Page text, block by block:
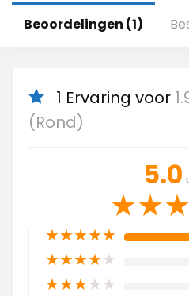
Beoordelingen (1)
1 Ervaring voor
(Rond)
5.0
★★★
★★★★★
★★★★★
★★★★★